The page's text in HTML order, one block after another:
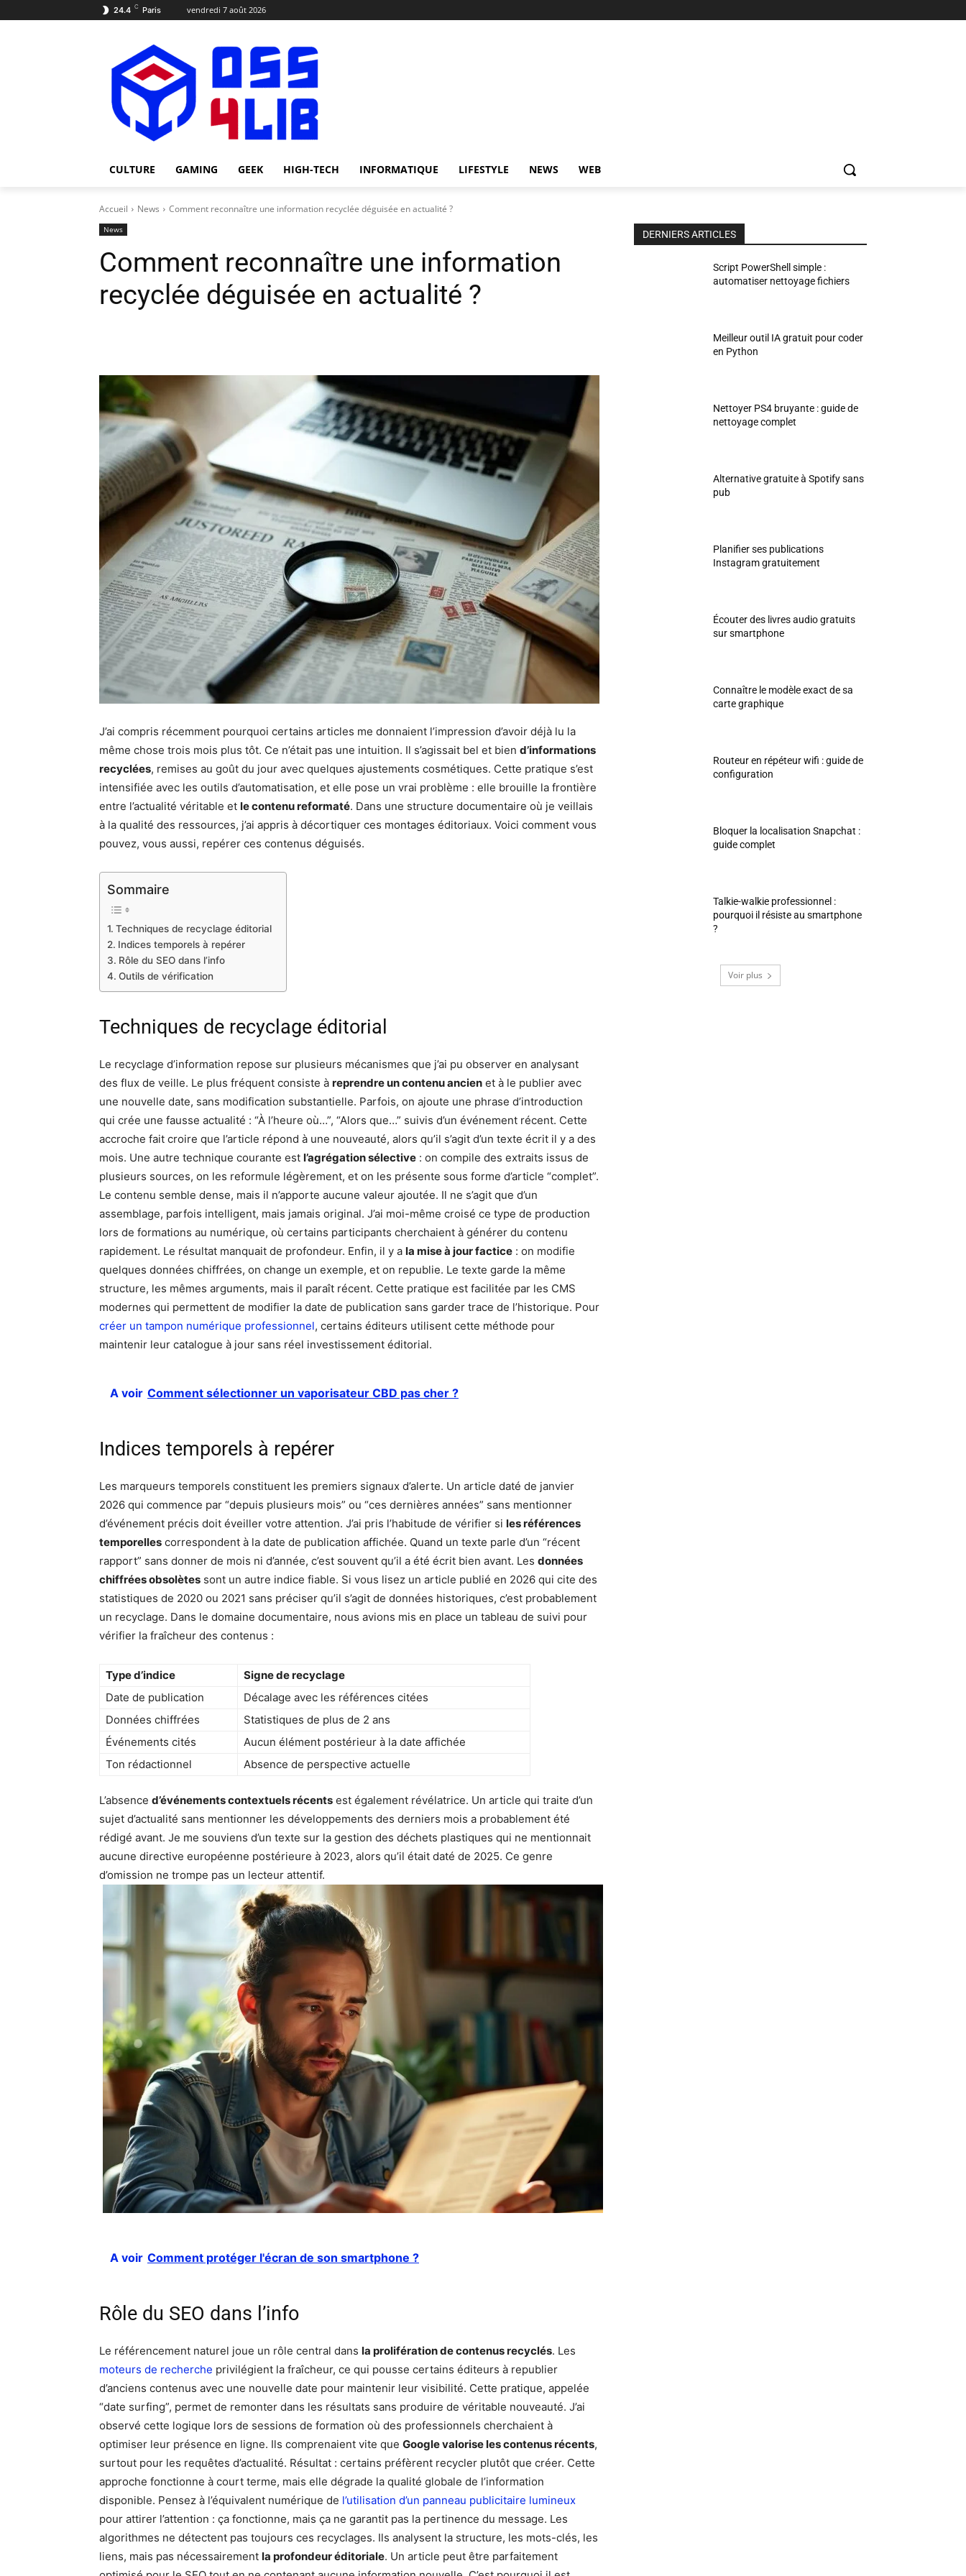
24.4 C Paris vendredi 7 août 2026
CULTURE GAMING GEEK HIGH-TECH INFORMATIQUE LIFESTYLE NEWS WEB
Accueil News Comment reconnaître une information recyclée déguisée en actualité ?
News
Comment reconnaître une information
recyclée déguisée en actualité ?
J’ai compris récemment pourquoi certains articles me donnaient l’impression d’avoir déjà lu la
même chose trois mois plus tôt. Ce n’était pas une intuition. Il s’agissait bel et bien d’informations
recyclées, remises au goût du jour avec quelques ajustements cosmétiques. Cette pratique s’est
intensifiée avec les outils d’automatisation, et elle pose un vrai problème : elle brouille la frontière
entre l’actualité véritable et le contenu reformaté. Dans une structure documentaire où je veillais
à la qualité des ressources, j’ai appris à décortiquer ces montages éditoriaux. Voici comment vous
pouvez, vous aussi, repérer ces contenus déguisés.
Sommaire
Techniques de recyclage éditorial
Indices temporels à repérer
Rôle du SEO dans l’info
Outils de vérification
Techniques de recyclage éditorial
Le recyclage d’information repose sur plusieurs mécanismes que j’ai pu observer en analysant
des flux de veille. Le plus fréquent consiste à reprendre un contenu ancien et à le publier avec
une nouvelle date, sans modification substantielle. Parfois, on ajoute une phrase d’introduction
qui crée une fausse actualité : “À l’heure où…”, “Alors que…” suivis d’un événement récent. Cette
accroche fait croire que l’article répond à une nouveauté, alors qu’il s’agit d’un texte écrit il y a des
mois. Une autre technique courante est l’agrégation sélective : on compile des extraits issus de
plusieurs sources, on les reformule légèrement, et on les présente sous forme d’article “complet”.
Le contenu semble dense, mais il n’apporte aucune valeur ajoutée. Il ne s’agit que d’un
assemblage, parfois intelligent, mais jamais original. J’ai moi-même croisé ce type de production
lors de formations au numérique, où certains participants cherchaient à générer du contenu
rapidement. Le résultat manquait de profondeur. Enfin, il y a la mise à jour factice : on modifie
quelques données chiffrées, on change un exemple, et on republie. Le texte garde la même
structure, les mêmes arguments, mais il paraît récent. Cette pratique est facilitée par les CMS
modernes qui permettent de modifier la date de publication sans garder trace de l’historique. Pour
créer un tampon numérique professionnel, certains éditeurs utilisent cette méthode pour
maintenir leur catalogue à jour sans réel investissement éditorial.
A voir Comment sélectionner un vaporisateur CBD pas cher ?
Indices temporels à repérer
Les marqueurs temporels constituent les premiers signaux d’alerte. Un article daté de janvier
2026 qui commence par “depuis plusieurs mois” ou “ces dernières années” sans mentionner
d’événement précis doit éveiller votre attention. J’ai pris l’habitude de vérifier si les références
temporelles correspondent à la date de publication affichée. Quand un texte parle d’un “récent
rapport” sans donner de mois ni d’année, c’est souvent qu’il a été écrit bien avant. Les données
chiffrées obsolètes sont un autre indice fiable. Si vous lisez un article publié en 2026 qui cite des
statistiques de 2020 ou 2021 sans préciser qu’il s’agit de données historiques, c’est probablement
un recyclage. Dans le domaine documentaire, nous avions mis en place un tableau de suivi pour
vérifier la fraîcheur des contenus :
Type d’indice
Signe de recyclage
Date de publication
Décalage avec les références citées
Données chiffrées
Statistiques de plus de 2 ans
Événements cités
Aucun élément postérieur à la date affichée
Ton rédactionnel
Absence de perspective actuelle
L’absence d’événements contextuels récents est également révélatrice. Un article qui traite d’un
sujet d’actualité sans mentionner les développements des derniers mois a probablement été
rédigé avant. Je me souviens d’un texte sur la gestion des déchets plastiques qui ne mentionnait
aucune directive européenne postérieure à 2023, alors qu’il était daté de 2025. Ce genre
d’omission ne trompe pas un lecteur attentif.
A voir Comment protéger l'écran de son smartphone ?
Rôle du SEO dans l’info
Le référencement naturel joue un rôle central dans la prolifération de contenus recyclés. Les
moteurs de recherche privilégient la fraîcheur, ce qui pousse certains éditeurs à republier
d’anciens contenus avec une nouvelle date pour maintenir leur visibilité. Cette pratique, appelée
“date surfing”, permet de remonter dans les résultats sans produire de véritable nouveauté. J’ai
observé cette logique lors de sessions de formation où des professionnels cherchaient à
optimiser leur présence en ligne. Ils comprenaient vite que Google valorise les contenus récents,
surtout pour les requêtes d’actualité. Résultat : certains préfèrent recycler plutôt que créer. Cette
approche fonctionne à court terme, mais elle dégrade la qualité globale de l’information
disponible. Pensez à l’équivalent numérique de l’utilisation d’un panneau publicitaire lumineux
pour attirer l’attention : ça fonctionne, mais ça ne garantit pas la pertinence du message. Les
algorithmes ne détectent pas toujours ces recyclages. Ils analysent la structure, les mots-clés, les
liens, mais pas nécessairement la profondeur éditoriale. Un article peut être parfaitement
DERNIERS ARTICLES
Script PowerShell simple :
automatiser nettoyage fichiers
Meilleur outil IA gratuit pour coder
en Python
Nettoyer PS4 bruyante : guide de
nettoyage complet
Alternative gratuite à Spotify sans
pub
Planifier ses publications
Instagram gratuitement
Écouter des livres audio gratuits
sur smartphone
Connaître le modèle exact de sa
carte graphique
Routeur en répéteur wifi : guide de
configuration
Bloquer la localisation Snapchat :
guide complet
Talkie-walkie professionnel :
pourquoi il résiste au smartphone
?
Voir plus